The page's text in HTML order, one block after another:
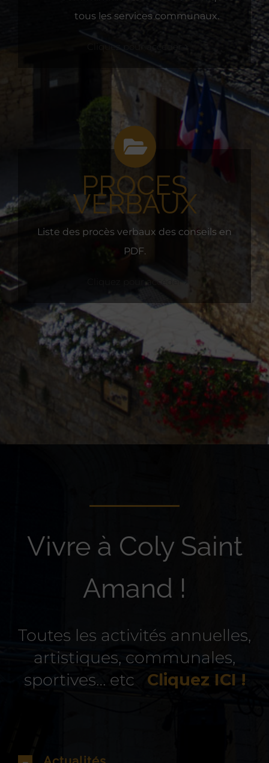
tous les services communaux.
Cliquez pour accéder
PROCES
VERBAUX
Liste des procès verbaux des conseils en
PDF.
Cliquez pour accéder
Vivre à Coly Saint
Amand !
Toutes les activités annuelles,
artistiques, communales,
sportives… etc Cliquez ICI !
Actualités